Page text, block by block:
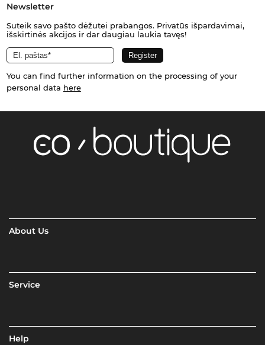
Newsletter
Suteik savo pašto dėžutei prabangos. Privatūs išpardavimai,
išskirtinės akcijos ir dar daugiau laukia tavęs!
You can find further information on the processing of your
personal data here
About Us
Service
Help